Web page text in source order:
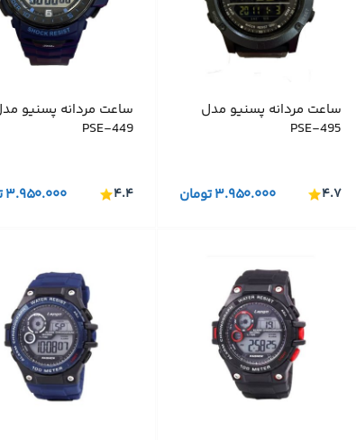
ساعت مردانه پسنیو مدل
PSE-495
۳.۹۵۰.۰۰۰تومان ۴.۷
ساعت مردانه پسنیو
PSE-449
۳.۹۵۰.۰۰۰ ۴.۴